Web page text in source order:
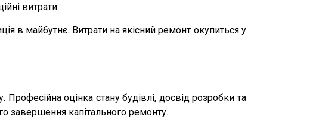
витрати.
в майбутнє. Витрати на якісний ремонт окупиться у
оцінка стану будівлі, досвід розробки та
завершення капітального ремонту.